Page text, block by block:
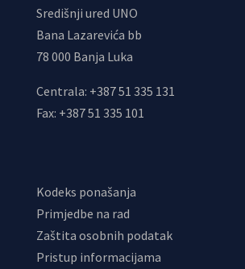
Središnji ured UNO
Bana Lazarevića bb
78 000 Banja Luka
Centrala: +387 51 335 131
Fax: +387 51 335 101
Kodeks ponašanja
Primjedbe na rad
Zaštita osobnih podatak
Pristup informacijama